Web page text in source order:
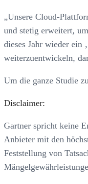
„Unsere Cloud-
und stetig erweitert,
dieses Jahr wieder ein
weiterzuentwickeln,
Um die ganze Studie
Disclaimer:
Gartner spricht keine
Anbieter mit den
Feststellung von